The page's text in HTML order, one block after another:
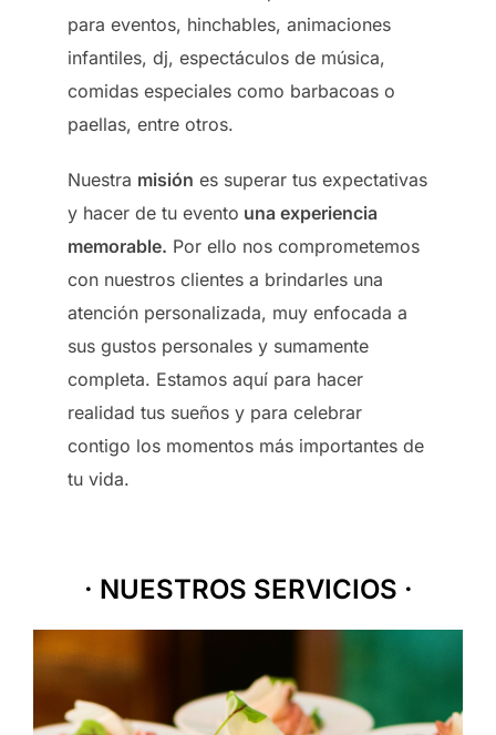
para eventos, hinchables, animaciones
infantiles, dj, espectáculos de música,
comidas especiales como barbacoas o
paellas, entre otros.
Nuestra misión es superar tus expectativas
y hacer de tu evento una experiencia
memorable. Por ello nos comprometemos
con nuestros clientes a brindarles una
atención personalizada, muy enfocada a
sus gustos personales y sumamente
completa. Estamos aquí para hacer
realidad tus sueños y para celebrar
contigo los momentos más importantes de
tu vida.
· NUESTROS SERVICIOS ·